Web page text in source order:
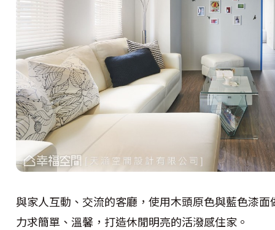
與家人互動、交流的客廳，使用木頭原色與藍色漆
力求簡單、溫馨，打造休閒明亮的活潑感住家。